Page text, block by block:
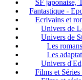
SF japonaise,
Fantastique -
Ecrivains et
Univers de
Univers de
Les
Les
Univers
Films et Séries